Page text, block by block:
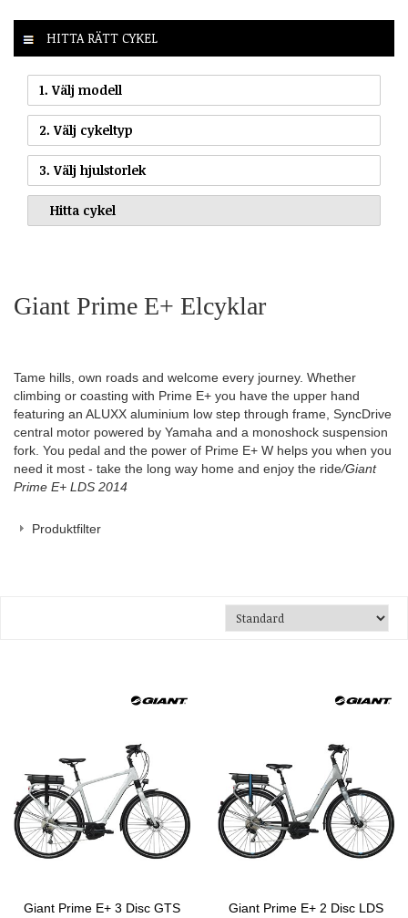
HITTA RÄTT CYKEL
1. Välj modell
2. Välj cykeltyp
3. Välj hjulstorlek
Giant Prime E+ Elcyklar
Tame hills, own roads and welcome every journey. Whether
climbing or coasting with Prime E+ you have the upper hand
featuring an ALUXX aluminium low step through frame, SyncDrive
central motor powered by Yamaha and a monoshock suspension
fork. You pedal and the power of Prime E+ W helps you when you
need it most - take the long way home and enjoy the ride/Giant
Prime E+ LDS 2014
Produktfilter
Giant Prime E+ 3 Disc GTS
Giant Prime E+ 2 Disc LDS